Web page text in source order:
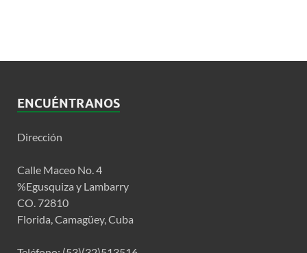
ENCUÉNTRANOS
Dirección
Calle Maceo No. 4
%Egusquiza y Lambarry
CO. 72810
Florida, Camagüey, Cuba